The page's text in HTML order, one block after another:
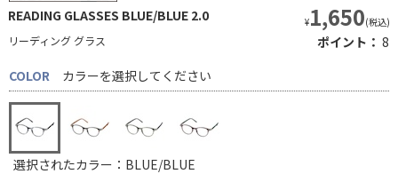
READING GLASSES BLUE/BLUE 2.0
リーディング グラス
¥1,650(税込)
ポイント： 8
COLOR
カラーを選択してください
選択されたカラー：BLUE/BLUE